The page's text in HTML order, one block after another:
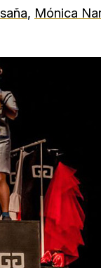
, Mónica